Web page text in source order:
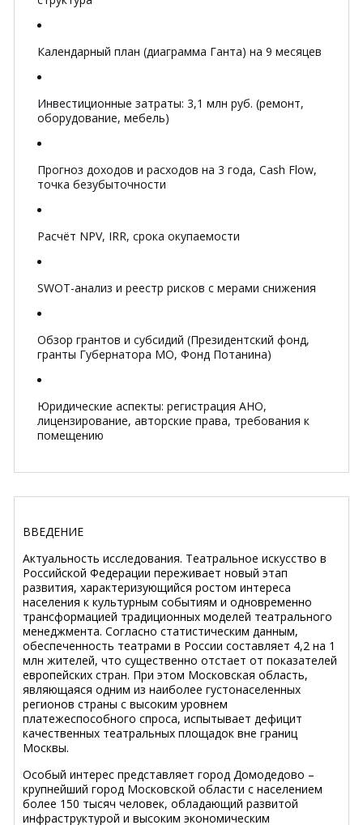
Календарный план (диаграмма Ганта) на 9 месяцев
Инвестиционные затраты: 3,1 млн руб. (ремонт,
оборудование, мебель)
Прогноз доходов и расходов на 3 года, Cash Flow,
точка безубыточности
Расчёт NPV, IRR, срока окупаемости
SWOT-анализ и реестр рисков с мерами снижения
Обзор грантов и субсидий (Президентский фонд,
гранты Губернатора МО, Фонд Потанина)
Юридические аспекты: регистрация АНО,
лицензирование, авторские права, требования к
помещению
ВВЕДЕНИЕ
Актуальность исследования. Театральное искусство в
Российской Федерации переживает новый этап
развития, характеризующийся ростом интереса
населения к культурным событиям и одновременно
трансформацией традиционных моделей театрального
менеджмента. Согласно статистическим данным,
обеспеченность театрами в России составляет 4,2 на 1
млн жителей, что существенно отстает от показателей
европейских стран. При этом Московская область,
являющаяся одним из наиболее густонаселенных
регионов страны с высоким уровнем
платежеспособного спроса, испытывает дефицит
качественных театральных площадок вне границ
Москвы.
Особый интерес представляет город Домодедово –
крупнейший город Московской области с населением
более 150 тысяч человек, обладающий развитой
инфраструктурой и высоким экономическим